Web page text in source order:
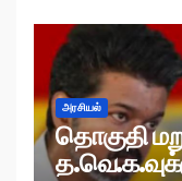
அரசியல்
தொகுதி